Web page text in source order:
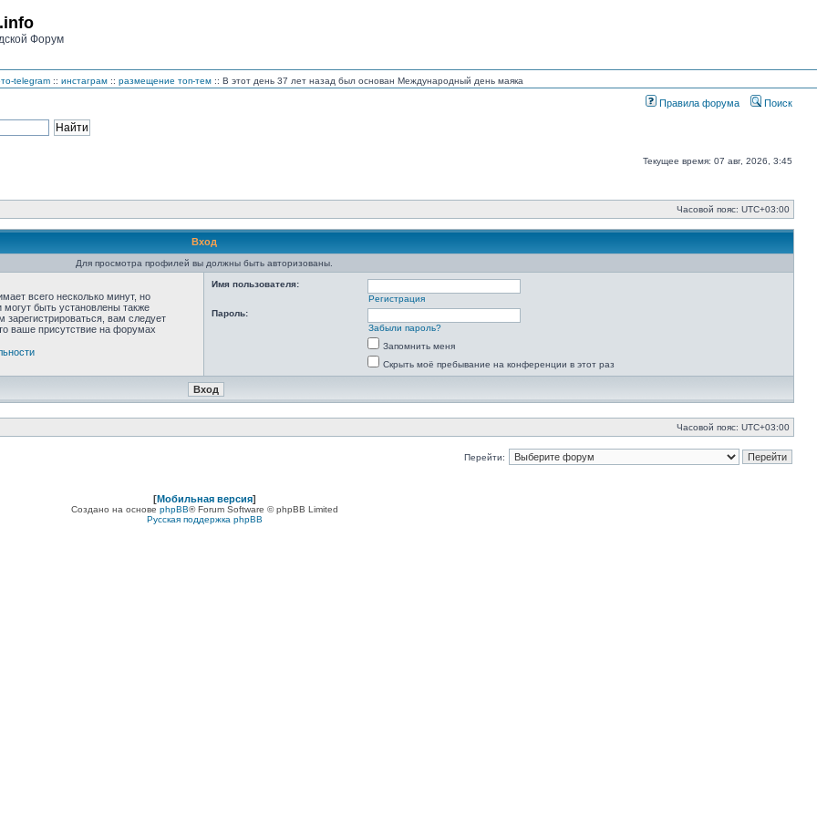
Форум
telegram :: инстаграм :: размещение топ-тем :: В этот день 37 лет назад был основан Международный день маяка
Правила форума Поиск
Текущее время: 07 авг, 2026, 3:45
Часовой пояс: UTC+03:00
Вход
Для просмотра профилей вы должны быть авторизованы.
всего несколько минут, но
быть установлены также
зарегистрироваться, вам следует
ваше присутствие на форумах
Имя пользователя:
Регистрация
Пароль:
Забыли пароль?
Запомнить меня
Скрыть моё пребывание на конференции в этот раз
Часовой пояс: UTC+03:00
Перейти:
[Мобильная версия]
Создано на основе phpBB® Forum Software © phpBB Limited
Русская поддержка phpBB